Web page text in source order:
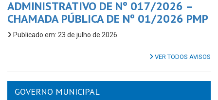
ADMINISTRATIVO DE Nº 017/2026 –
CHAMADA PÚBLICA DE Nº 01/2026 PMP
Publicado em: 23 de julho de 2026
VER TODOS AVISOS
GOVERNO MUNICIPAL